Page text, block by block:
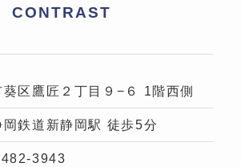
CONTRAST
区鷹匠２丁目９−６ 1階西側
鉄道新静岡駅 徒歩5分
3943